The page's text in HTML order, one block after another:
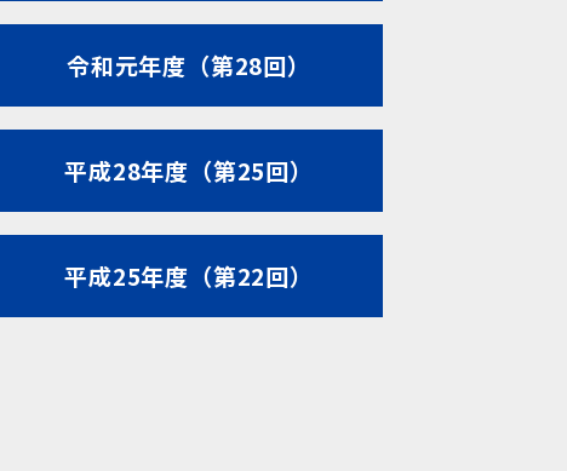
令和元年度（第28回）
平成28年度（第25回）
平成25年度（第22回）